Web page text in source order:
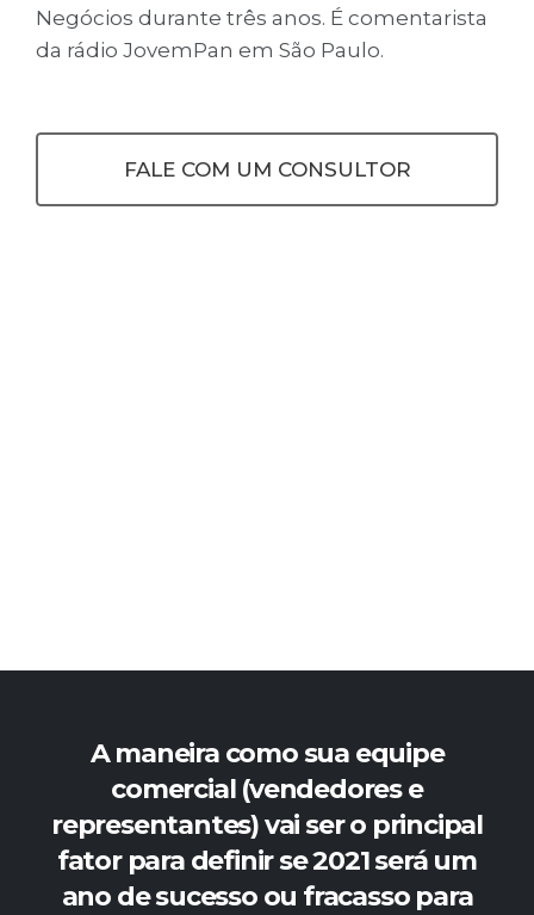
Negócios durante três anos. É comentarista
da rádio JovemPan em São Paulo.
FALE COM UM CONSULTOR
A maneira como sua equipe
comercial (vendedores e
representantes) vai ser o principal
fator para definir se 2021 será um
ano de sucesso ou fracasso para